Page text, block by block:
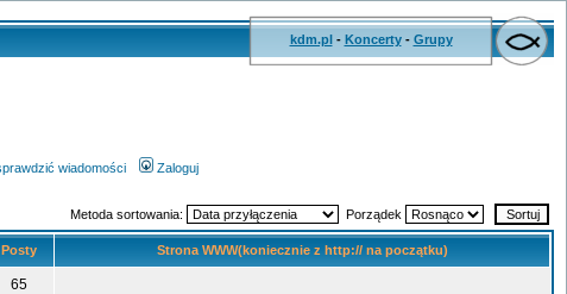
kdm.pl- Koncerty- Grupy
wiadomości Zaloguj
Metoda sortowania: Porządek
Posty Strona WWW(koniecznie z http:// na początku)
65